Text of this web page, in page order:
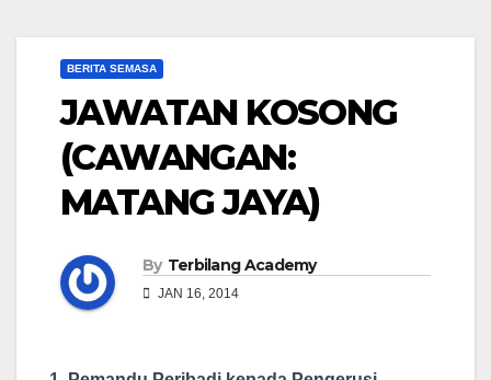
BERITA SEMASA
JAWATAN KOSONG
(CAWANGAN:
MATANG JAYA)
By Terbilang Academy
JAN 16, 2014